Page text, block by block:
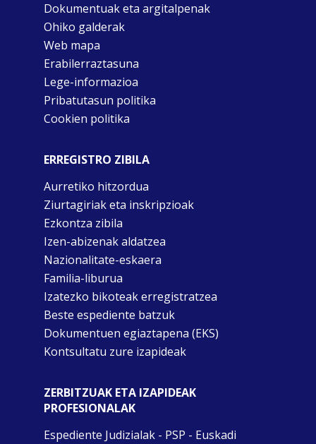
Dokumentuak eta argitalpenak
Ohiko galderak
Web mapa
Erabilerraztasuna
Lege-informazioa
Pribatutasun politika
Cookien politika
ERREGISTRO ZIBILA
Aurretiko hitzordua
Ziurtagiriak eta inskripzioak
Ezkontza zibila
Izen-abizenak aldatzea
Nazionalitate-eskaera
Familia-liburua
Izatezko bikoteak erregistratzea
Beste espediente batzuk
Dokumentuen egiaztapena (EKS)
Kontsultatu zure izapideak
ZERBITZUAK ETA IZAPIDEAK
PROFESIONALAK
Espediente Judizialak - PSP - Euskadi